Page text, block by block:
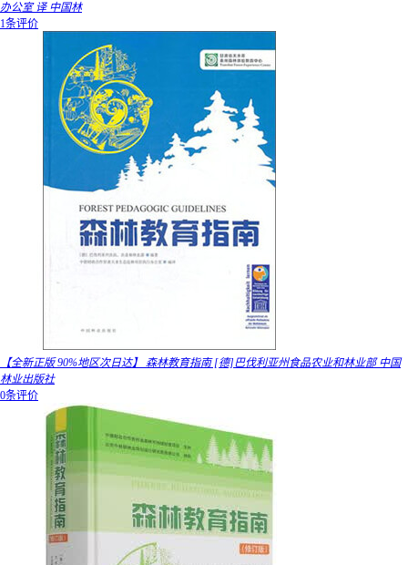
办公室 译 中国林
1条评价
【全新正版 90%地区次日达】 森林教育指南 [德]巴伐利亚州食品农业和林业部 中国
林业出版社
0条评价